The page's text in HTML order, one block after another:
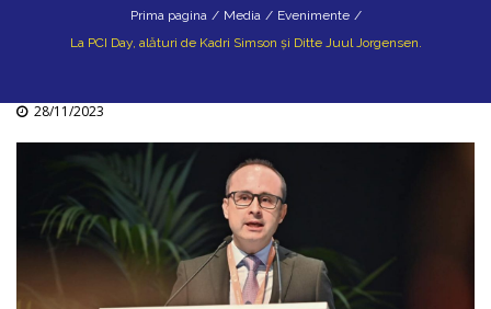
Prima pagina / Media / Evenimente /
La PCI Day, alături de Kadri Simson și Ditte Juul Jorgensen.
28/11/2023